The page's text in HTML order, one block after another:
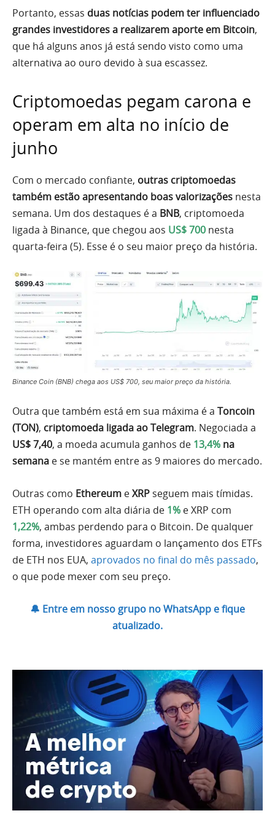
Portanto, essas duas notícias podem ter influenciado
grandes investidores a realizarem aporte em Bitcoin,
que há alguns anos já está sendo visto como uma
alternativa ao ouro devido à sua escassez.
Criptomoedas pegam carona e
operam em alta no início de
junho
Com o mercado confiante, outras criptomoedas
também estão apresentando boas valorizações nesta
semana. Um dos destaques é a BNB, criptomoeda
ligada à Binance, que chegou aos US$ 700 nesta
quarta-feira (5). Esse é o seu maior preço da história.
Binance Coin (BNB) chega aos US$ 700, seu maior preço da história.
Outra que também está em sua máxima é a Toncoin
(TON), criptomoeda ligada ao Telegram. Negociada a
US$ 7,40, a moeda acumula ganhos de 13,4% na
semana e se mantém entre as 9 maiores do mercado.
Outras como Ethereum eXRP seguem mais tímidas.
ETH operando com alta diária de 1% e XRP com
1,22%, ambas perdendo para o Bitcoin. De qualquer
forma, investidores aguardam o lançamento dos ETFs
de ETH nos EUA, aprovados no final do mês passado,
o que pode mexer com seu preço.
🔔 Entre em nosso grupo no WhatsApp e fique
atualizado.